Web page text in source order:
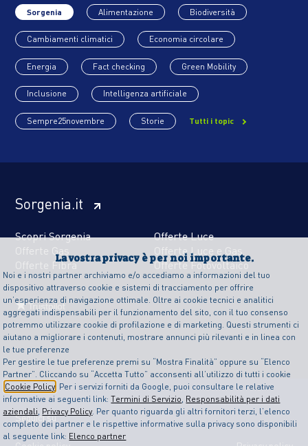
La vostra privacy è per noi importante.
Noi e i nostri partner archiviamo e/o accediamo a informazioni del tuo
dispositivo attraverso cookie e sistemi di tracciamento per offrire
un’esperienza di navigazione ottimale. Oltre ai cookie tecnici e analitici
aggregati indispensabili per il funzionamento del sito, con il tuo consenso
potremmo utilizzare cookie di profilazione e di marketing. Questi strumenti ci
aiutano a migliorare i contenuti, mostrare annunci più rilevanti e in linea con
le tue preferenze
Per gestire le tue preferenze premi su “Mostra Finalità” oppure su “Elenco
Partner”. Cliccando su “Accetta Tutto” acconsenti all’utilizzo di tutti i cookie
Cookie Policy . Per i servizi forniti da Google, puoi consultare le relative
informative ai seguenti link:Termini di Servizio, Responsabilità per i dati
aziendali, Privacy Policy. Per quanto riguarda gli altri fornitori terzi, l’elenco
completo dei partner e le rispettive informative sulla privacy sono disponibili
al seguente link: Elenco partner
Sorgenia Alimentazione Biodiversità
Cambiamenti climatici Economia circolare
Energia Fact checking Green Mobility
Inclusione Intelligenza artificiale
Sempre25novembre Storie Tutti i topic
Sorgenia.it
Scopri Sorgenia
Offerte Luce
Offerte Gas
Offerte Luce e Gas
Offerte Fibra
Offerte Fotovoltaico
Seguici su